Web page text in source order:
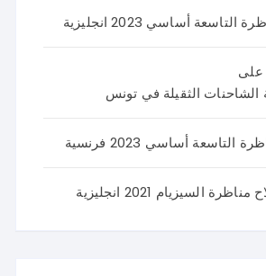
التاسعة أساسي 2023 انجليزية
على
الثقيلة في تونس
التاسعة أساسي 2023 فرنسية
السيزيام 2021 انجليزية